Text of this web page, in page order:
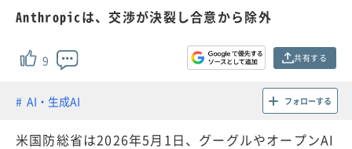
Anthropicは、交渉が決裂し合意から除外
9 共有する
AI・生成AI フォローする
米国防総省は2026年5月1日、グーグルやオープンAI